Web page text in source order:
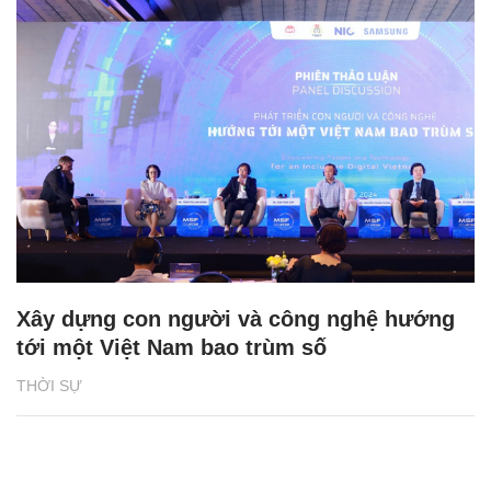
THỜI SỰ
Xây dựng con người và công nghệ hướng
tới một Việt Nam bao trùm số